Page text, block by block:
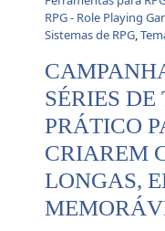
RPG - Role Playing
Sistemas de RPG,
SÉRIES
PRÁTICO
CRIAREM
LONGAS,